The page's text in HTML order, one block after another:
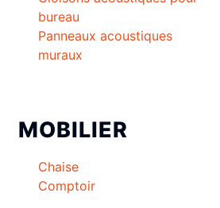
bureau
Panneaux acoustiques
muraux
MOBILIER
Chaise
Comptoir